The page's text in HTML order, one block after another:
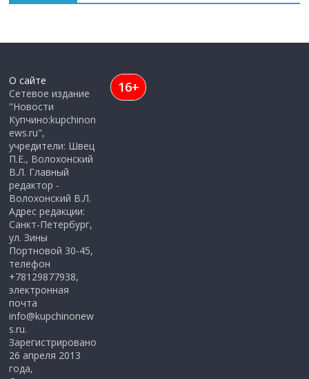
О сайте
Сетевое издание
"Новости
Купчино:kupchinon
ews.ru",
учредители: Швец
П.Е., Волохонский
В.Л. Главный
редактор -
Волохонский В.Л.
Адрес редакции:
Санкт-Петербург,
ул. Зины
Портновой 30-45,
телефон
+78129877938,
электронная
почта
info@kupchinonew
s.ru.
Зарегистрировано
26 апреля 2013
года,
16+